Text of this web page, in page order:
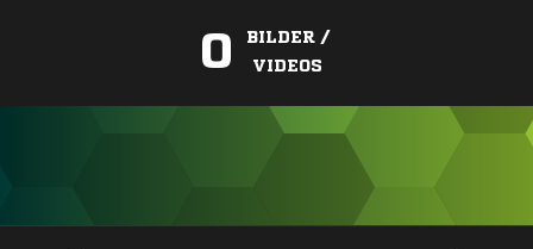
0
BILDER /
VIDEOS